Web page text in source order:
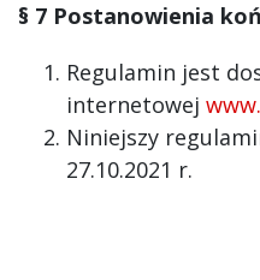
§ 7 Postanowienia
Regulamin jest
internetowej
Niniejszy
27.10.2021 r.